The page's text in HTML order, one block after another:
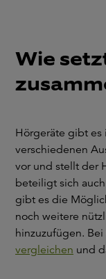
Wie
Hörgeräte gibt es
verschiedenen
vor und stellt der
beteiligt sich
gibt es die
noch weitere
hinzuzufügen. Bei
vergleichen und